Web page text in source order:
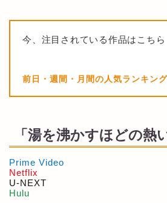
今、注目されている作品はこちら
前日・週間・月間の人気ランキン
「湯を沸かすほどの熱
Prime Video
Netflix
U-NEXT
Hulu